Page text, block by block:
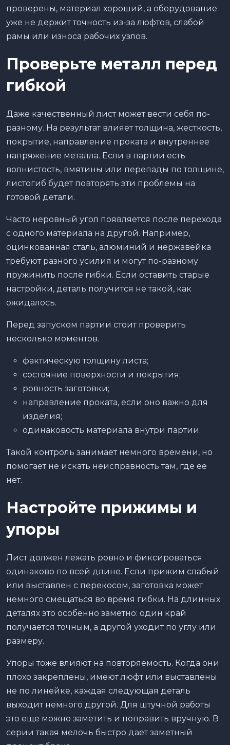
проверены, материал хороший, а оборудование
уже не держит точность из-за люфтов, слабой
рамы или износа рабочих узлов.
Проверьте металл перед
гибкой
Даже качественный лист может вести себя по-
разному. На результат влияет толщина, жесткость,
покрытие, направление проката и внутреннее
напряжение металла. Если в партии есть
волнистость, вмятины или перепады по толщине,
листогиб будет повторять эти проблемы на
готовой детали.
Часто неровный угол появляется после перехода
с одного материала на другой. Например,
оцинкованная сталь, алюминий и нержавейка
требуют разного усилия и могут по-разному
пружинить после гибки. Если оставить старые
настройки, деталь получится не такой, как
ожидалось.
Перед запуском партии стоит проверить
несколько моментов.
фактическую толщину листа;
состояние поверхности и покрытия;
ровность заготовки;
направление проката, если оно важно для
изделия;
одинаковость материала внутри партии.
Такой контроль занимает немного времени, но
помогает не искать неисправность там, где ее
нет.
Настройте прижимы и
упоры
Лист должен лежать ровно и фиксироваться
одинаково по всей длине. Если прижим слабый
или выставлен с перекосом, заготовка может
немного смещаться во время гибки. На длинных
деталях это особенно заметно: один край
получается точным, а другой уходит по углу или
размеру.
Упоры тоже влияют на повторяемость. Когда они
плохо закреплены, имеют люфт или выставлены
не по линейке, каждая следующая деталь
выходит немного другой. Для штучной работы
это еще можно заметить и поправить вручную. В
серии такая мелочь быстро дает заметный